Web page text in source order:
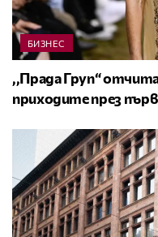
БИЗНЕС
,,Прада Груп“
приходите през